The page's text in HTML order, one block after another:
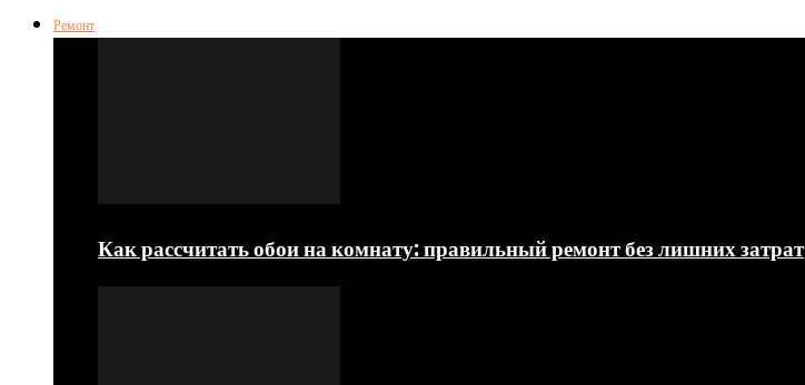
Ремонт
Как рассчитать обои на комнату: правильный ремонт без лишних затрат